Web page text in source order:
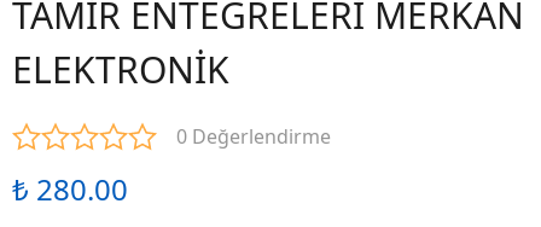
TAMİR ENTEGRELERİ MERKAN
ELEKTRONİK
0 Değerlendirme
₺ 280.00